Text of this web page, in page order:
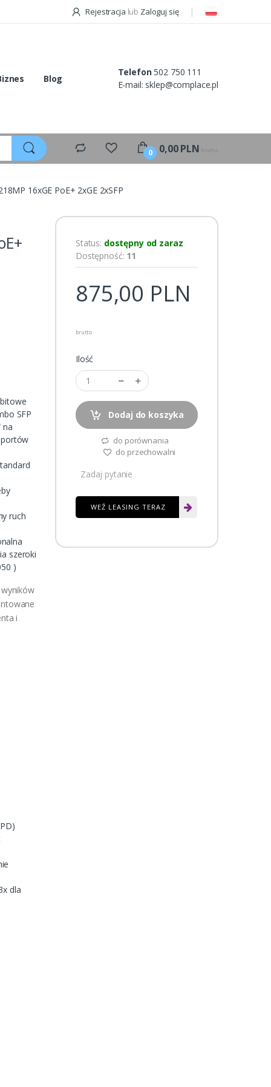
Rejestracja lub Zaloguj się
Blog
Telefon 502 750 111
E-mail: sklep@complace.pl
0 0,00PLN
16xGE PoE+ 2xGE 2xSFP
SFP
na
portów
ruch
szeroki
)
i
dla
Status: dostępny od zaraz
Dostępność: 11
875,00 PLN
brutto
Ilość
Dodaj do koszyka
do porównania
do przechowalni
Zadaj pytanie
WEŹ LEASING TERAZ